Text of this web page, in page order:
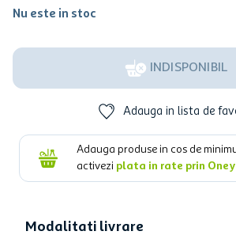
Nu este in stoc
INDISPONIBIL
Adauga in lista de
Adauga produse in cos de
activezi plata in rate prin Oney
Modalitati livrare